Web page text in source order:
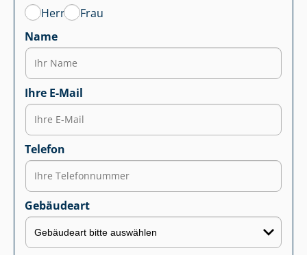
Herr
Frau
Name
Ihre E-Mail
Telefon
Gebäudeart